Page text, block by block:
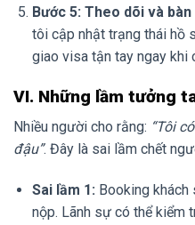
Bước 5: Theo dõi và
tôi cập nhật trạng thái hồ
giao visa tận tay ngay khi
VI. Những lầm tưởng
Nhiều người cho rằng: “Tôi
đậu”. Đây là sai lầm chết
Sai lầm 1: Booking
nộp. Lãnh sự có thể kiểm